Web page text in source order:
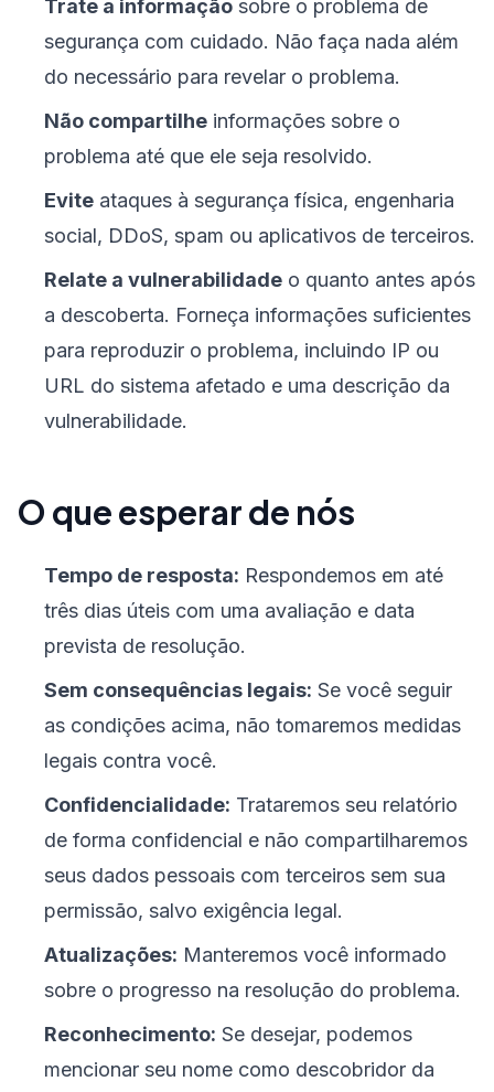
Trate a informação sobre o problema de
segurança com cuidado. Não faça nada além
do necessário para revelar o problema.
Não compartilhe informações sobre o
problema até que ele seja resolvido.
Evite ataques à segurança física, engenharia
social, DDoS, spam ou aplicativos de terceiros.
Relate a vulnerabilidade o quanto antes após
a descoberta. Forneça informações suficientes
para reproduzir o problema, incluindo IP ou
URL do sistema afetado e uma descrição da
vulnerabilidade.
O que esperar de nós
Tempo de resposta: Respondemos em até
três dias úteis com uma avaliação e data
prevista de resolução.
Sem consequências legais: Se você seguir
as condições acima, não tomaremos medidas
legais contra você.
Confidencialidade: Trataremos seu relatório
de forma confidencial e não compartilharemos
seus dados pessoais com terceiros sem sua
permissão, salvo exigência legal.
Atualizações: Manteremos você informado
sobre o progresso na resolução do problema.
Reconhecimento: Se desejar, podemos
mencionar seu nome como descobridor da